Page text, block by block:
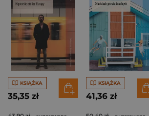
KSIĄŻKA
35,35 zł
KSIĄŻKA
41,36 zł